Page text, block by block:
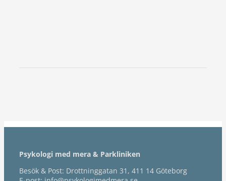
Psykologi med mera & Parkliniken
Besök & Post: Drottninggatan 31, 411 14 Göteborg